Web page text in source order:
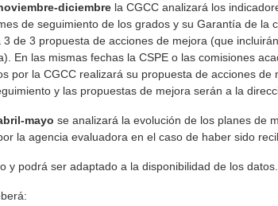
diciembre la CGCC analizará los
de seguimiento de los grados y su Garantía de la
3 de 3 propuesta de acciones de mejora (que
En las mismas fechas la CSPE o las comisiones
por la CGCC realizará su propuesta de acciones de
y las propuestas de mejora serán a la
mayo se analizará la evolución de los planes de
la agencia evaluadora en el caso de haber sido
y podrá ser adaptado a la disponibilidad de los datos.